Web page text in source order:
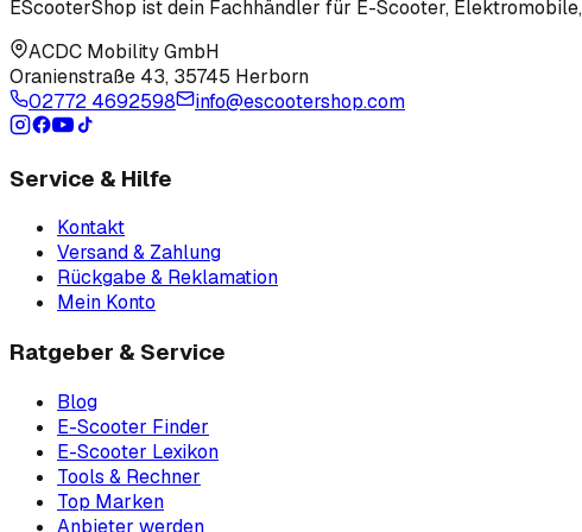
EScooterShop ist dein Fachhändler für E-Scooter,
ACDC Mobility GmbH
Oranienstraße 43, 35745 Herborn
02772 4692598
info@escootershop.com
Service & Hilfe
Kontakt
Versand & Zahlung
Rückgabe & Reklamation
Mein Konto
Ratgeber & Service
Blog
E-Scooter Finder
E-Scooter Lexikon
Tools & Rechner
Top Marken
Anbieter werden